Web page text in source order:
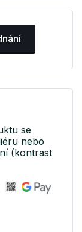
se
nebo
(kontrast